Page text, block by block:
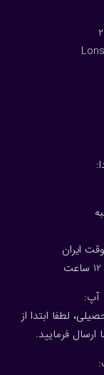
2 ساعت
آپ:
لطفا ابتدا از
فرمایید.